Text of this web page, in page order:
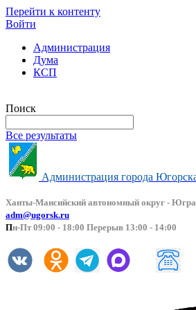
Перейти к контенту
Войти
Администрация
Дума
КСП
Поиск
Все результаты
Администрация города
Ханты-Мансийский автономный округ - Югра
adm@ugorsk.ru
Пн-Пт 09:00 - 18:00 Перерыв 13:00 - 14:00